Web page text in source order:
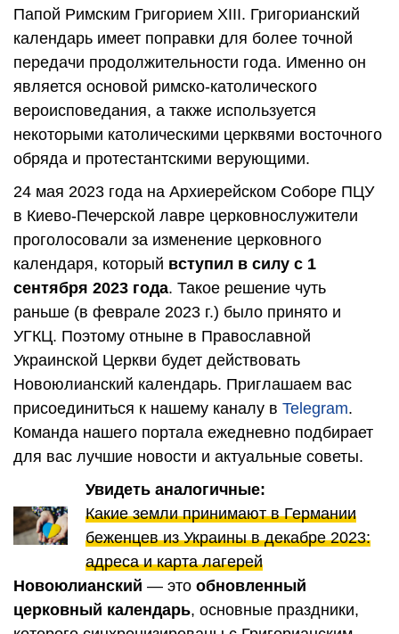
Папой Римским Григорием XIII. Григорианский
календарь имеет поправки для более точной
передачи продолжительности года. Именно он
является основой римско-католического
вероисповедания, а также используется
некоторыми католическими церквями восточного
обряда и протестантскими верующими.
24 мая 2023 года на Архиерейском Соборе ПЦУ
в Киево-Печерской лавре церковнослужители
проголосовали за изменение церковного
календаря, который вступил в силу с 1
сентября 2023 года. Такое решение чуть
раньше (в феврале 2023 г.) было принято и
УГКЦ. Поэтому отныне в Православной
Украинской Церкви будет действовать
Новоюлианский календарь. Приглашаем вас
присоединиться к нашему каналу в Telegram.
Команда нашего портала ежедневно подбирает
для вас лучшие новости и актуальные советы.
Увидеть аналогичные:
Какие земли принимают в Германии
беженцев из Украины в декабре 2023:
адреса и карта лагерей
Новоюлианский — это обновленный
церковный календарь, основные праздники,